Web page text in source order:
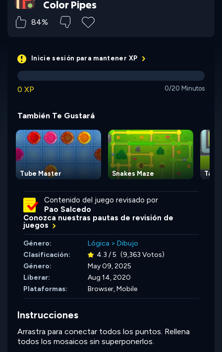
Color Pipes
84%
Inicie sesión para mantener XP
0 XP 0/20 Minutos
También Te Gustará
Tube Master Snakes Maze Taxi
Contenido del juego revisado por
Pao Salcedo
Conozca nuestras pautas de revisión de
juegos
Género: Lógica > Dibujo
Clasificación:
4.3 / 5 (9,363 Votos)
Género:
May 09, 2025
Liberar:
Aug 14, 2020
Plataformas:
Browser, Mobile
Instrucciones
Arrastra para conectar todos los puntos. Rellena
todos los mosaicos sin superponerlos.